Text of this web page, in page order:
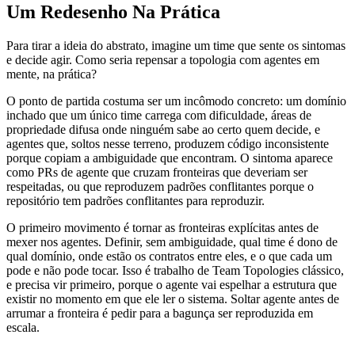
Um Redesenho Na Prática
Para tirar a ideia do abstrato, imagine um time que sente os sintomas
e decide agir. Como seria repensar a topologia com agentes em
mente, na prática?
O ponto de partida costuma ser um incômodo concreto: um domínio
inchado que um único time carrega com dificuldade, áreas de
propriedade difusa onde ninguém sabe ao certo quem decide, e
agentes que, soltos nesse terreno, produzem código inconsistente
porque copiam a ambiguidade que encontram. O sintoma aparece
como PRs de agente que cruzam fronteiras que deveriam ser
respeitadas, ou que reproduzem padrões conflitantes porque o
repositório tem padrões conflitantes para reproduzir.
O primeiro movimento é tornar as fronteiras explícitas antes de
mexer nos agentes. Definir, sem ambiguidade, qual time é dono de
qual domínio, onde estão os contratos entre eles, e o que cada um
pode e não pode tocar. Isso é trabalho de Team Topologies clássico,
e precisa vir primeiro, porque o agente vai espelhar a estrutura que
existir no momento em que ele ler o sistema. Soltar agente antes de
arrumar a fronteira é pedir para a bagunça ser reproduzida em
escala.